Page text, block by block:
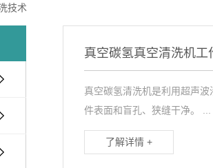
技术
真空碳氢真空清洗机工
真空碳氢清洗机是利用超声
件表面和盲孔、狭缝干净。 ...
了解详情 +